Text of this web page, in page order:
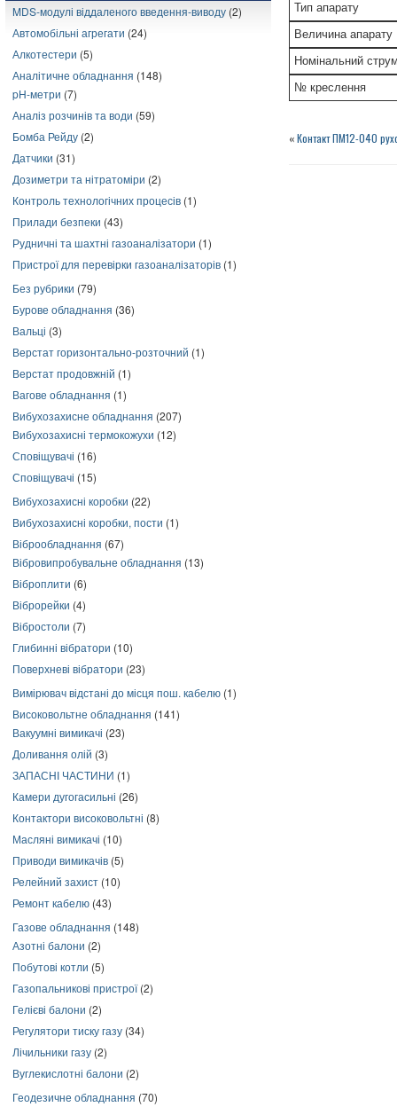
MDS-модулі віддаленого введення-виводу (2)
Автомобільні агрегати (24)
Алкотестери (5)
Аналітичне обладнання (148)
pH-метри (7)
Аналіз розчинів та води (59)
Бомба Рейду (2)
Датчики (31)
Дозиметри та нітратоміри (2)
Контроль технологічних процесів (1)
Прилади безпеки (43)
Рудничні та шахтні газоаналізатори (1)
Пристрої для перевірки газоаналізаторів (1)
Без рубрики (79)
Бурове обладнання (36)
Вальці (3)
Верстат горизонтально-розточний (1)
Верстат продовжній (1)
Вагове обладнання (1)
Вибухозахисне обладнання (207)
Вибухозахисні термокожухи (12)
Сповіщувачі (16)
Сповіщувачі (15)
Вибухозахисні коробки (22)
Вибухозахисні коробки, пости (1)
Віброобладнання (67)
Вібровипробувальне обладнання (13)
Віброплити (6)
Віброрейки (4)
Вібростоли (7)
Глибинні вібратори (10)
Поверхневі вібратори (23)
Вимірювач відстані до місця пош. кабелю (1)
Високовольтне обладнання (141)
Вакуумні вимикачі (23)
Доливання олій (3)
ЗАПАСНІ ЧАСТИНИ (1)
Камери дугогасильні (26)
Контактори високовольтні (8)
Масляні вимикачі (10)
Приводи вимикачів (5)
Релейний захист (10)
Ремонт кабелю (43)
Газове обладнання (148)
Азотні балони (2)
Побутові котли (5)
Газопальникові пристрої(2)
Гелієві балони (2)
Регулятори тиску газу (34)
Лічильники газу (2)
Вуглекислотні балони (2)
Геодезичне обладнання (70)
Тип апарату
Величина апарату
Номінальний
№ креслення
«Контакт ПМ12-040